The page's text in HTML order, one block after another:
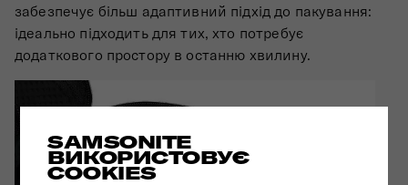
SAMSONITE
ВИКОРИСТОВУЄ
COOKIES
забезпечує більш адаптивний підхід до пакування:
ідеально підходить для тих, хто потребує
додаткового простору в останню хвилину.